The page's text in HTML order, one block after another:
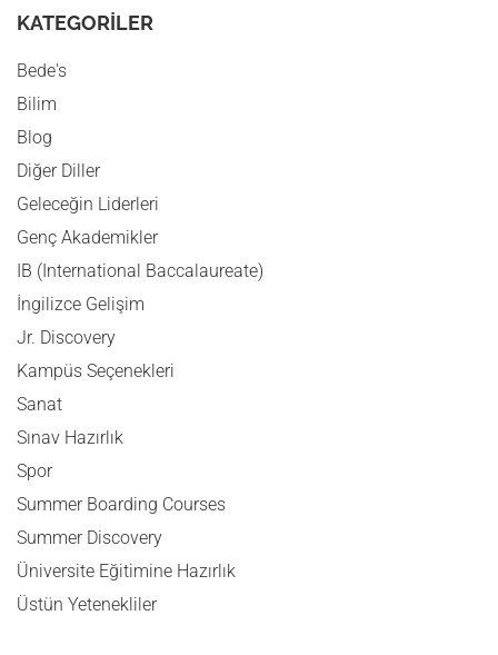
KATEGORILER
Bede's
Bilim
Blog
Diğer Diller
Geleceğin Liderleri
Genç Akademikler
IB (International Baccalaureate)
İngilizce Gelişim
Jr. Discovery
Kampüs Seçenekleri
Sanat
Sınav Hazırlık
Spor
Summer Boarding Courses
Summer Discovery
Üniversite Eğitimine Hazırlık
Üstün Yetenekliler